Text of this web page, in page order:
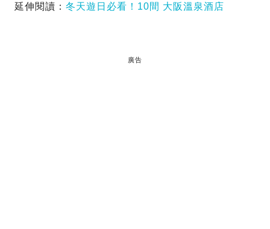
延伸閱讀： 冬天遊日必看！10間 大阪溫泉酒店
廣告